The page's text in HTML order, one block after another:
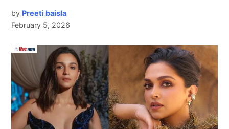
आपको बताते चलें कि बीसीसीआई के एक वरिष्ठ अधिकारी ने
इनसाइडस्पोर्ट से बातचीत करते हुए ऋषभ पंत (Rishabh Pant)
Next Article
by Preeti baisla
February 5, 2026